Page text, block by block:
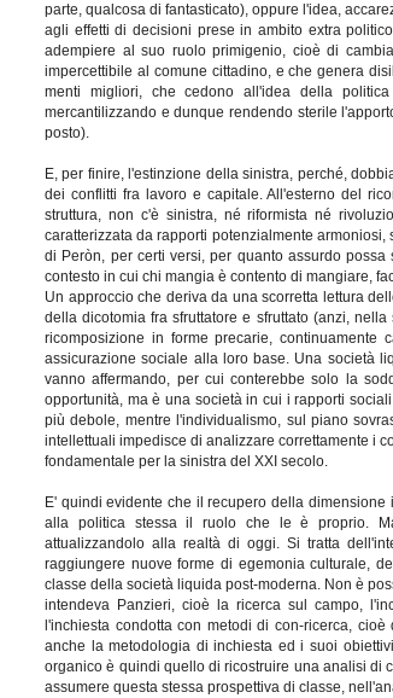
parte, qualcosa di fantasticato), oppure l'idea,
agli effetti di decisioni prese in ambito extra
adempiere al suo ruolo primigenio, cioè di
impercettibile al comune cittadino, e che genera
menti migliori, che cedono all'idea della
mercantilizzando e dunque rendendo sterile
posto).
E, per finire, l'estinzione della sinistra, perché,
dei conflitti fra lavoro e capitale. All'esterno del
struttura, non c'è sinistra, né riformista né
caratterizzata da rapporti potenzialmente
di Peròn, per certi versi, per quanto assurdo
contesto in cui chi mangia è contento di mangiare,
Un approccio che deriva da una scorretta lettura
della dicotomia fra sfruttatore e sfruttato (anzi,
ricomposizione in forme precarie,
assicurazione sociale alla loro base. Una società
vanno affermando, per cui conterebbe solo la
opportunità, ma è una società in cui i rapporti
più debole, mentre l'individualismo, sul piano
intellettuali impedisce di analizzare correttamente i
fondamentale per la sinistra del XXI secolo.
E' quindi evidente che il recupero della
alla politica stessa il ruolo che le è proprio. Ma
attualizzandolo alla realtà di oggi. Si tratta
raggiungere nuove forme di egemonia culturale,
classe della società liquida post-moderna. Non è
intendeva Panzieri, cioè la ricerca sul campo,
l'inchiesta condotta con metodi di con-ricerca,
anche la metodologia di inchiesta ed i suoi
organico è quindi quello di ricostruire una analisi di
assumere questa stessa prospettiva di classe,